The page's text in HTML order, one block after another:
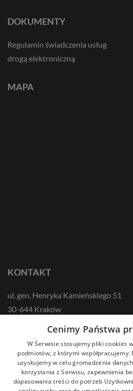
DOKUMENTY
Regulamin świadczenia usług
drogą elektroniczną
MAPA
KONTAKT
ul. gen. Henryka Kamieńskiego 51
30-644 Kraków
kontakt@zikodlazdrowia.org
DOWIEDZ SIĘ WIĘCEJ!
Cenimy Państwa
W Serwisie stosujemy pliki cookies
podmiotów, z którymi współpracujemy.
uzyskujemy w celu gromadzenia
korzystania z Serwisu, zapewnienia
dopasowania treści do potrzeb